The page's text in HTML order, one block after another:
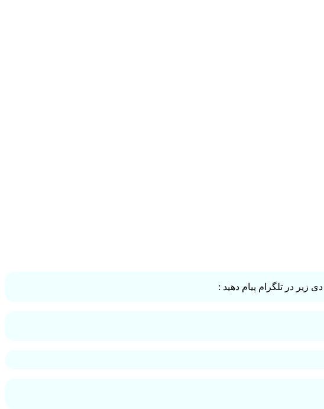
در تلگرام پیام دهید :